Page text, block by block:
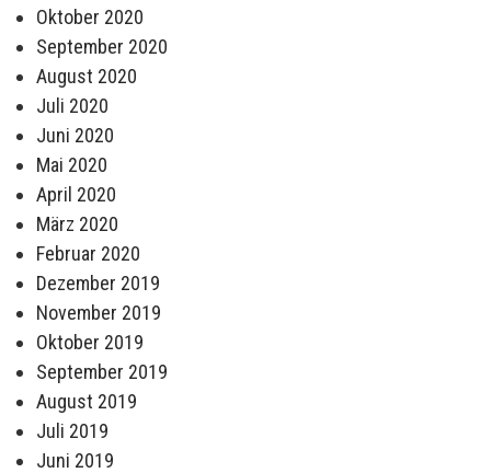
Oktober 2020
September 2020
August 2020
Juli 2020
Juni 2020
Mai 2020
April 2020
März 2020
Februar 2020
Dezember 2019
November 2019
Oktober 2019
September 2019
August 2019
Juli 2019
Juni 2019